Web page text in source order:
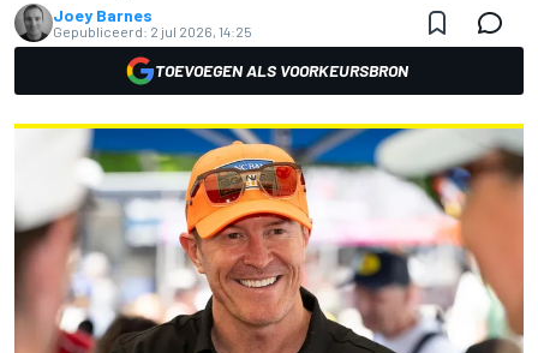
Joey Barnes
Gepubliceerd: 2 jul 2026, 14:25
TOEVOEGEN ALS VOORKEURSBRON